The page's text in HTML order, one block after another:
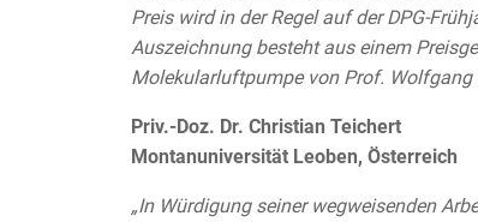
Preis wird in der Regel auf der DPG-
Auszeichnung besteht aus einem
Molekularluftpumpe von Prof. Wolfgang
Priv.-Doz. Dr. Christian Teichert
Montanuniversität Leoben, Österreich
„In Würdigung seiner wegweisenden